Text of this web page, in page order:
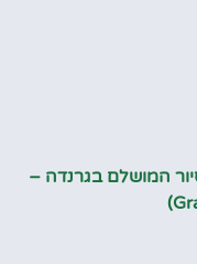
המושלם בגרנדה –